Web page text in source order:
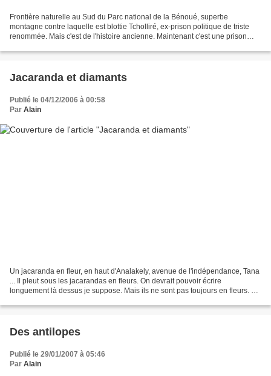
Frontière naturelle au Sud du Parc national de la Bénoué, superbe
montagne contre laquelle est blottie Tcholliré, ex-prison politique de triste
renommée. Mais c'est de l'histoire ancienne. Maintenant c'est une prison
Jacaranda et diamants
Publié le 04/12/2006 à 00:58
Par Alain
Un jacaranda en fleur, en haut d'Analakely, avenue de l'indépendance, Tana
... Il pleut sous les jacarandas en fleurs. On devrait pouvoir écrire
longuement là dessus je suppose. Mais ils ne sont pas toujours en fleurs. Y
Des antilopes
Publié le 29/01/2007 à 05:46
Par Alain